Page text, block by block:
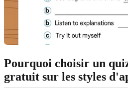
Pourquoi choisir un
gratuit sur les styles